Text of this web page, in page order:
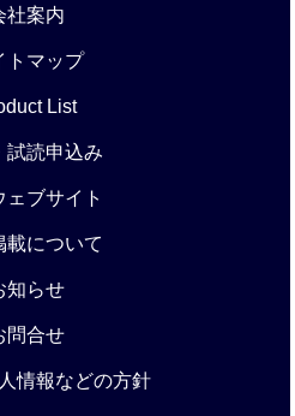
社案内
トマップ
List
試読申込み
ェブサイト
載について
知らせ
問合せ
情報などの方針